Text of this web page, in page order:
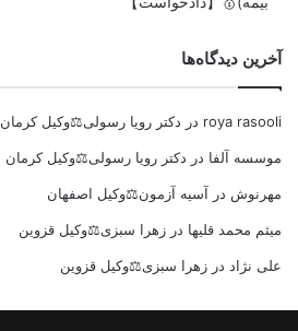
آخرین دیدگاه‌ها
roya rasooli در دکتر رویا رسولی⚖️وکیل کرمان
موسسه آلفا در دکتر رویا رسولی⚖️وکیل کرمان
مهرنوش در آسیه آزمون⚖️وکیل اصفهان
میثم محمد قلیها در زهرا سبزی⚖️وکیل قزوین
علی نژاد در زهرا سبزی⚖️وکیل قزوین